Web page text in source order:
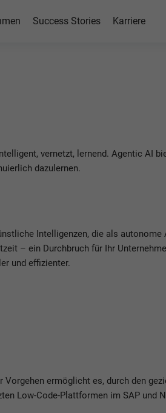
Success Stories Karriere
vernetzt, lernend. Agentic AI
dazulernen.
Intelligenzen, die als
– ein Durchbruch für Ihr
und effizienter.
ermöglicht es, durch den
Low-Code-Plattformen im SAP und